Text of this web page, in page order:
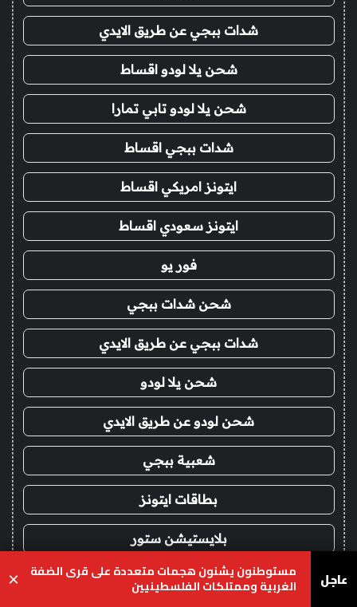
شدات ببجي عن طريق الايدي
شحن يلا لودو اقساط
شحن يلا لودو تابي تمارا
شدات ببجي اقساط
ايتونز امريكي اقساط
ايتونز سعودي اقساط
فور يو
شحن شدات ببجي
شدات ببجي عن طريق الايدي
شحن يلا لودو
شحن لودو عن طريق الايدي
شعبية ببجي
بطاقات ايتونز
بلايستيشن ستور
شدات ببجي اقساط
عاجل مستوطنون يشنون هجمات متعددة على قرى الضفة
الغربية وممتلكات الفلسطينيين ×